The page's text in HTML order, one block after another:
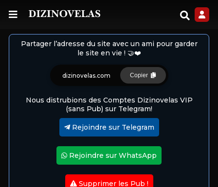
Partager l’adresse du site avec un ami pour garder
le site en vie ! 🤝❤️
dizinovelas.com Copier
Nous distrubions des Comptes Dizinovelas VIP
(sans Pub) sur Telegram!
Rejoindre sur Telegram
Rejoindre sur WhatsApp
Supprimer les Pub !